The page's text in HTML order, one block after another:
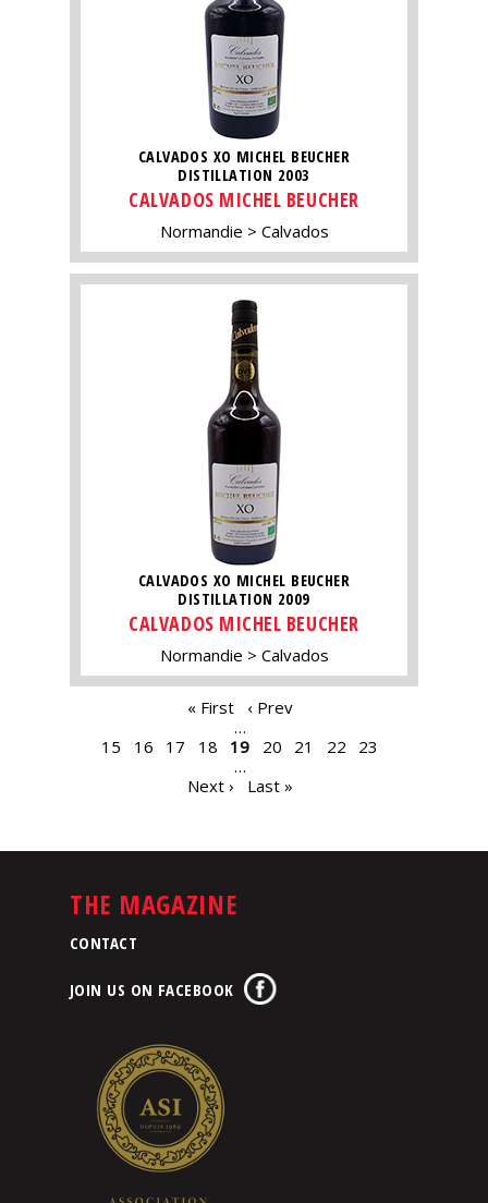
CALVADOS XO MICHEL BEUCHER
DISTILLATION 2003
CALVADOS MICHEL BEUCHER
Normandie Calvados
CALVADOS XO MICHEL BEUCHER
DISTILLATION 2009
CALVADOS MICHEL BEUCHER
Normandie Calvados
« First
‹ Prev
…
15
16 17 18 19 20 21 22
23
…
Next ›
Last »
THE MAGAZINE
CONTACT
JOIN US ON FACEBOOK